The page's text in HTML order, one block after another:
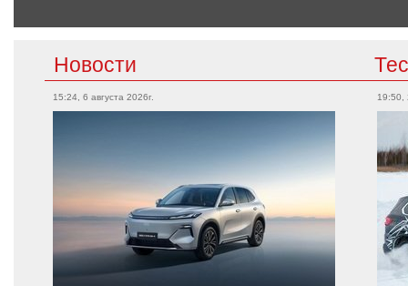
Новости
15:24, 6 августа 2026г. 19:50,